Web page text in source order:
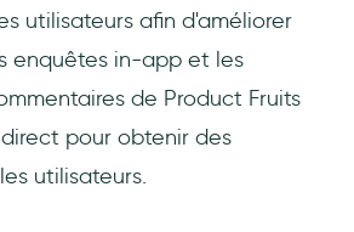
utilisateurs afin d'améliorer
enquêtes in-app et les
de Product Fruits
pour obtenir des
utilisateurs.